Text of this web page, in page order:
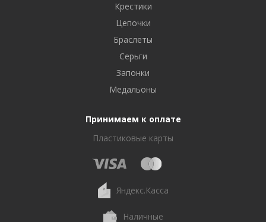
Крестики
Цепочки
Браслеты
Серьги
Запонки
Медальоны
Принимаем к оплате
Пластиковые карты
Яндекс.Касса
Наличные